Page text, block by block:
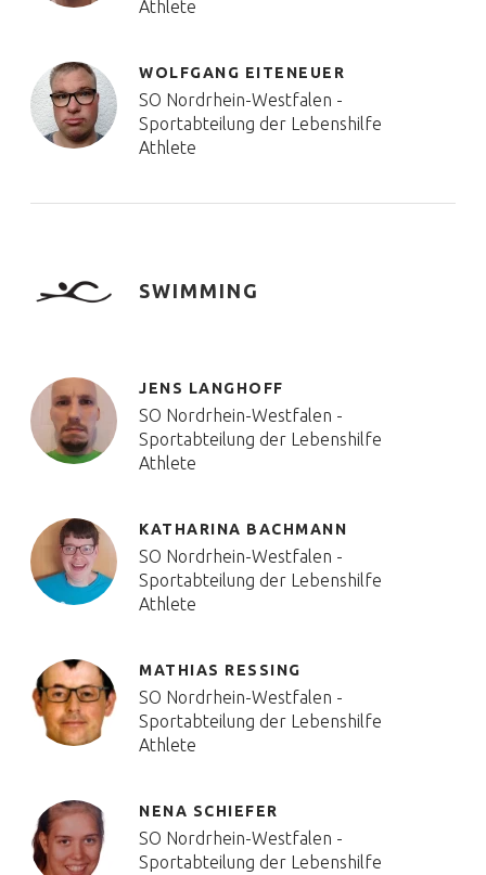
Athlete
WOLFGANG EITENEUER
SO Nordrhein-Westfalen -
Sportabteilung der Lebenshilfe
Athlete
SWIMMING
JENS LANGHOFF
SO Nordrhein-Westfalen -
Sportabteilung der Lebenshilfe
Athlete
KATHARINA BACHMANN
SO Nordrhein-Westfalen -
Sportabteilung der Lebenshilfe
Athlete
MATHIAS RESSING
SO Nordrhein-Westfalen -
Sportabteilung der Lebenshilfe
Athlete
NENA SCHIEFER
SO Nordrhein-Westfalen -
Sportabteilung der Lebenshilfe